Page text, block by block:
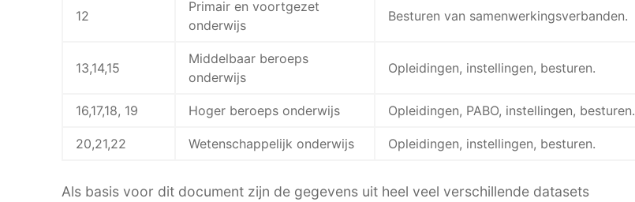
12
Primair en voortgezet
onderwijs
Besturen van samenwerkingsverbanden.
13,14,15
Middelbaar beroeps
onderwijs
Opleidingen, instellingen, besturen.
16,17,18, 19 Hoger beroeps onderwijs Opleidingen, PABO, instellingen, besturen.
20,21,22 Wetenschappelijk onderwijs Opleidingen, instellingen, besturen.
Als basis voor dit document zijn de gegevens uit heel veel verschillende datasets